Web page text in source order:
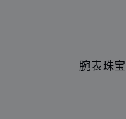
腕表珠宝